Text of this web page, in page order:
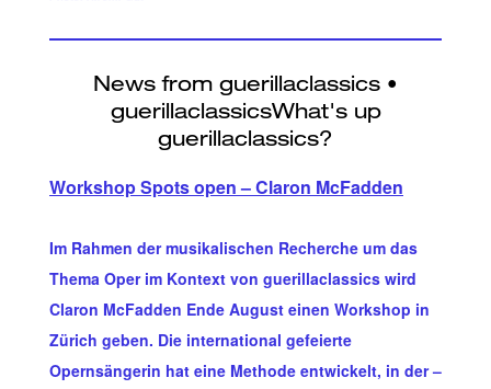
Workshop Spots open – Claron McFadden
Im Rahmen der musikalischen Recherche um das
Thema Oper im Kontext von guerillaclassics wird
Claron McFadden Ende August einen Workshop in
Zürich geben. Die international gefeierte
Opernsängerin hat eine Methode entwickelt, in der –